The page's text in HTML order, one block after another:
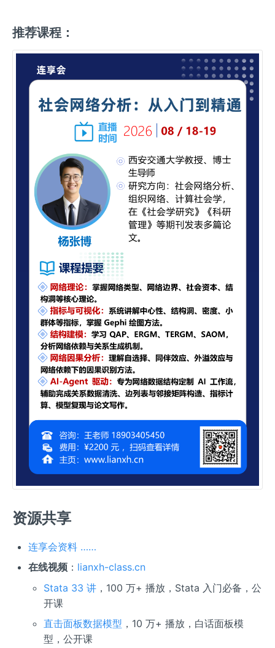
推荐课程：
资源共享
连享会资料 ……
在线视频： lianxh-class.cn
Stata 33 讲 ，100 万+ 播放，Stata 入门必备，公
开课
直击面板数据模型 ，10 万+ 播放，白话面板模
型，公开课